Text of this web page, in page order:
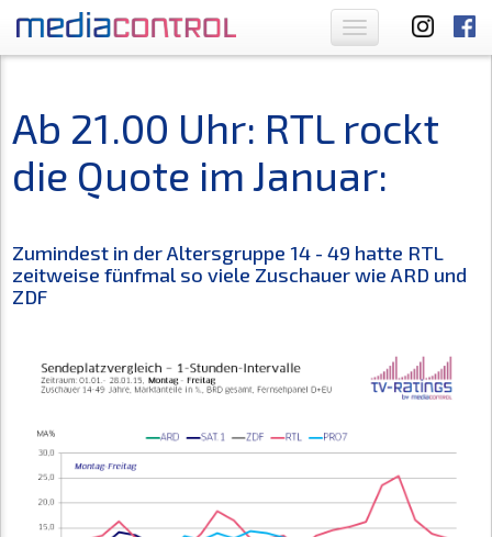
Toggle
navigation
Ab 21.00 Uhr: RTL rockt
die Quote im Januar:
Zumindest in der Altersgruppe 14 - 49 hatte RTL
zeitweise fünfmal so viele Zuschauer wie ARD und
ZDF